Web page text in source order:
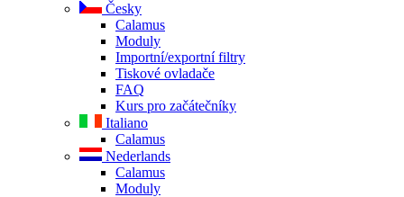
Česky
Calamus
Moduly
Importní/exportní filtry
Tiskové ovladače
FAQ
Kurs pro začátečníky
Italiano
Calamus
Nederlands
Calamus
Moduly